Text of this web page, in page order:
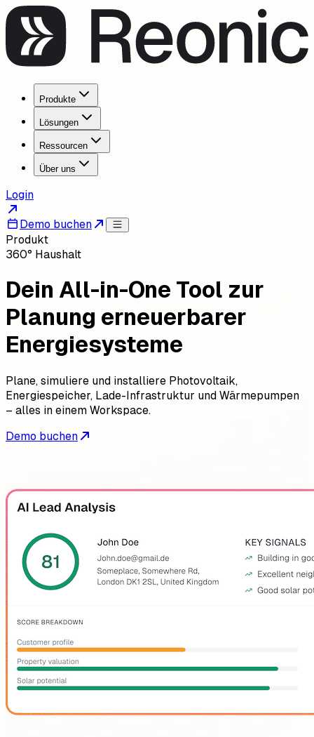
Produkte
Lösungen
Ressourcen
Über uns
Login
Demo buchen
Produkt
360° Haushalt
Dein All-in-One Tool zur
Planung erneuerbarer
Energiesysteme
Plane, simuliere und installiere Photovoltaik,
Energiespeicher, Lade-Infrastruktur und Wärmepumpen
– alles in einem Workspace.
Demo buchen